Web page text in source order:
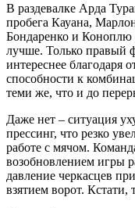
В раздевалке Арда
пробега Кауана,
Бондаренко и Коноплю
лучше. Только правый
интереснее благодаря
способности к
теми же, что и до
Даже нет – ситуация
прессинг, что резко
работе с мячом.
возобновлением игры
давление черкасцев
взятием ворот.